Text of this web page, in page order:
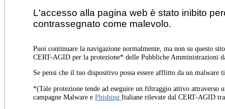
L'accesso alla pagina web è stato inibito
contrassegnato come malevolo.
Puoi continuare la navigazione normalmente, ma non su questo
CERT-AGID per la protezione* delle Pubbliche Amministrazioni
Se pensi che il tuo dispositivo possa essere afflitto da un
*(Tale protezione tende ad eseguire un filtraggio attivo
campagne Malware e Phishing Italiane rilevate dal CERT-AGID